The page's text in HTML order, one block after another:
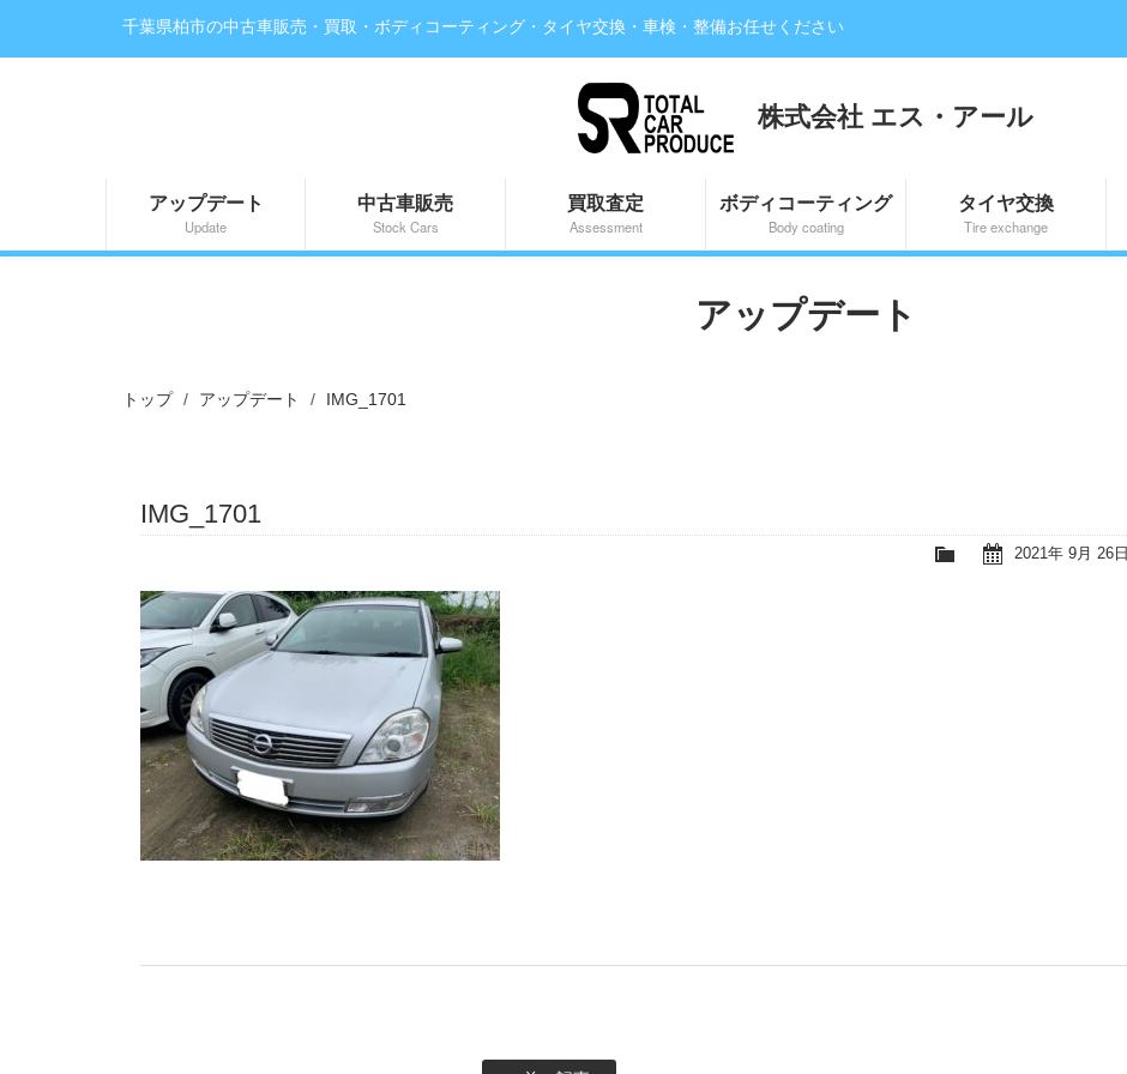
千葉県柏市の中古車販売・買取・ボディコーティング・タイヤ交換・車検・整備お任せください
株式会社 エス・アール
アップデート
Update
中古車販売
Stock Cars
買取査定
Assessment
ボディコーティング
Body coating
タイヤ交換
Tire exchange
アップデート
トップ アップデート IMG_1701
IMG_1701
2021年 9月 26日